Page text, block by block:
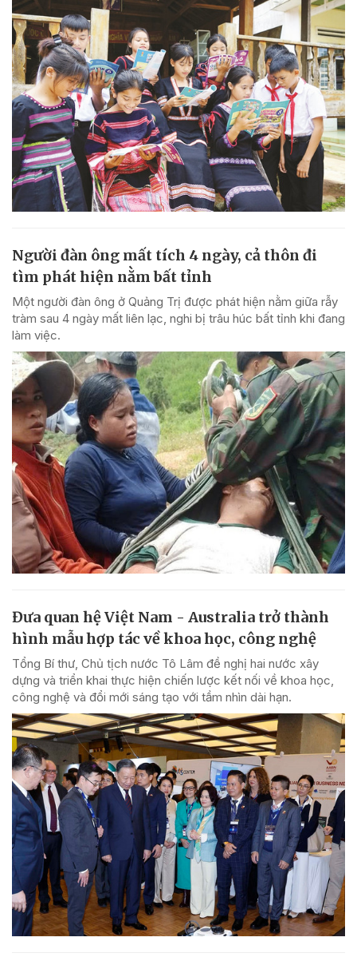
Người đàn ông mất tích 4 ngày, cả thôn đi
tìm phát hiện nằm bất tỉnh
Một người đàn ông ở Quảng Trị được phát hiện nằm giữa rẫy
tràm sau 4 ngày mất liên lạc, nghi bị trâu húc bất tỉnh khi đang
làm việc.
Đưa quan hệ Việt Nam - Australia trở thành
hình mẫu hợp tác về khoa học, công nghệ
Tổng Bí thư, Chủ tịch nước Tô Lâm đề nghị hai nước xây
dựng và triển khai thực hiện chiến lược kết nối về khoa học,
công nghệ và đổi mới sáng tạo với tầm nhìn dài hạn.